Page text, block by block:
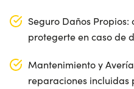
Seguro Daños
protegerte en caso de
Mantenimiento y
reparaciones incluidas